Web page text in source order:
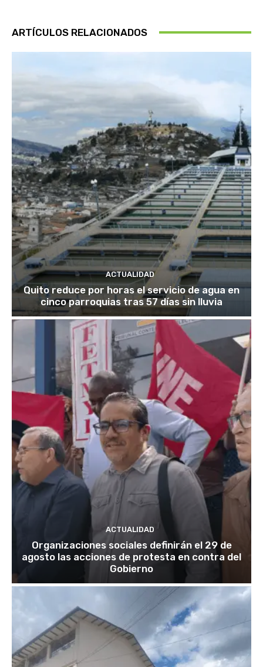
ARTÍCULOS RELACIONADOS
ACTUALIDAD
Quito reduce por horas el servicio de agua en
cinco parroquias tras 57 días sin lluvia
ACTUALIDAD
Organizaciones sociales definirán el 29 de
agosto las acciones de protesta en contra del
Gobierno